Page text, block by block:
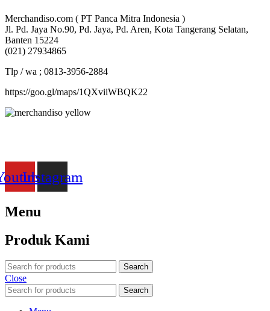
Merchandiso.com ( PT Panca Mitra Indonesia )
Jl. Pd. Jaya No.90, Pd. Jaya, Pd. Aren, Kota Tangerang Selatan,
Banten 15224
(021) 27934865
Tlp / wa ; 0813-3956-2884
https://goo.gl/maps/1QXviiWBQK22
Instagram
Menu
Produk Kami
Search
Close
Search